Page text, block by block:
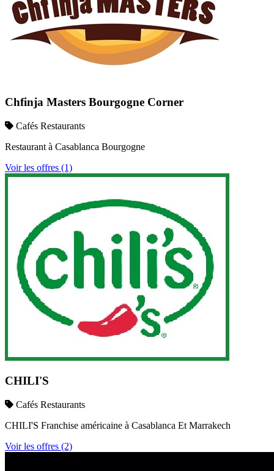
Chfinja Masters Bourgogne Corner
Cafés Restaurants
Restaurant à Casablanca Bourgogne
Voir les offres (1)
CHILI'S
Cafés Restaurants
CHILI'S Franchise américaine à Casablanca Et Marrakech
Voir les offres (2)